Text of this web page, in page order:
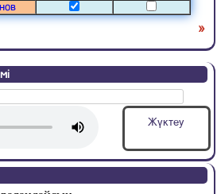
»
Жүктеу